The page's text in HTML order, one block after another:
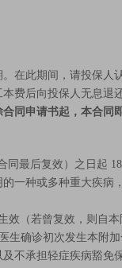
在此期间，请投保人
费后向投保人无息退
同申请书起，本合同
最后复效）之日起
一种或多种重大疾病
效（若曾复效，则自
生确诊初次发生本附
不承担轻症疾病豁免